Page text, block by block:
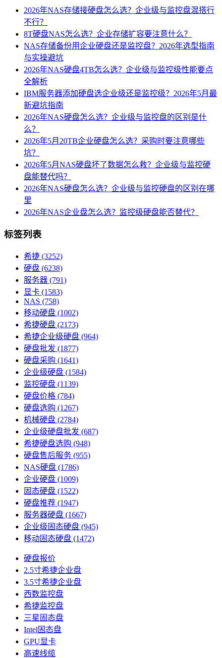
2026年NAS存储接硬盘怎么选？企业级与监控盘混搭行
不行？
8T硬盘NAS怎么选？企业存储扩容要注意什么？
NAS存储备份用企业硬盘还是监控盘？2026年选型指南
与实操避坑
2026年NAS硬盘4TB怎么选？企业级与监控级性能要点
全解析
IBM服务器添加硬盘选企业级还是监控级？2026年5月最
新避坑指南
2026年NAS硬盘怎么选？企业级与监控盘的区别是什
么？
2026年5月20TB企业硬盘怎么选？采购时要注意哪些
坑？
2026年5月NAS硬盘坏了数据怎么救？企业级与监控硬
盘能替代吗？
2026年NAS硬盘怎么选？企业级与监控硬盘的区别在哪
里
2026年NAS企业盘怎么选？监控级硬盘能否替代？
标签列表
希捷 (3252)
硬盘 (6238)
服务器 (791)
显卡 (1583)
NAS (758)
移动硬盘 (1002)
希捷硬盘 (2173)
希捷企业级硬盘 (964)
硬盘批发 (1877)
硬盘采购 (1641)
企业级硬盘 (1584)
监控硬盘 (1139)
硬盘价格 (784)
硬盘选购 (1267)
机械硬盘 (2784)
企业级硬盘批发 (687)
希捷硬盘选购 (948)
硬盘售后服务 (955)
NAS硬盘 (1786)
企业硬盘 (1009)
固态硬盘 (1522)
硬盘推荐 (1947)
服务器硬盘 (1667)
企业级固态硬盘 (945)
移动固态硬盘 (1472)
硬盘报价
2.5寸希捷企业盘
3.5寸希捷企业盘
西数监控盘
希捷监控盘
三星固态盘
Intel固态盘
GPU显卡
高速线缆